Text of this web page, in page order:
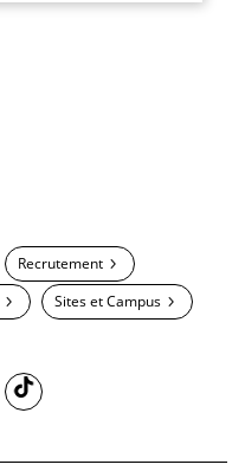
Recrutement
Sites et Campus